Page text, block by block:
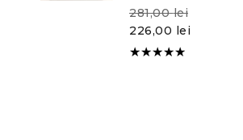
281,00lei
226,00 lei